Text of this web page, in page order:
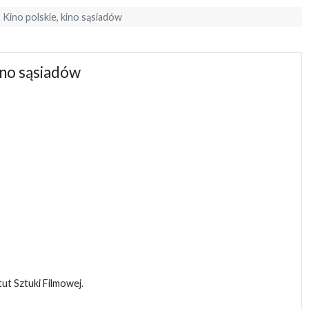
polskie, kino sąsiadów
sąsiadów
Sztuki Filmowej.